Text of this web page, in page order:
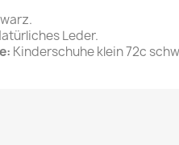
Leder.
Kinderschuhe klein 72c